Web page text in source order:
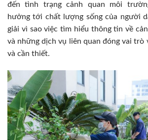
đến tình trạng cảnh quan môi
hưởng tới chất lượng sống của người
giải vì sao việc tìm hiểu thông tin về
và những dịch vụ liên quan đóng vai trò
và cần thiết.